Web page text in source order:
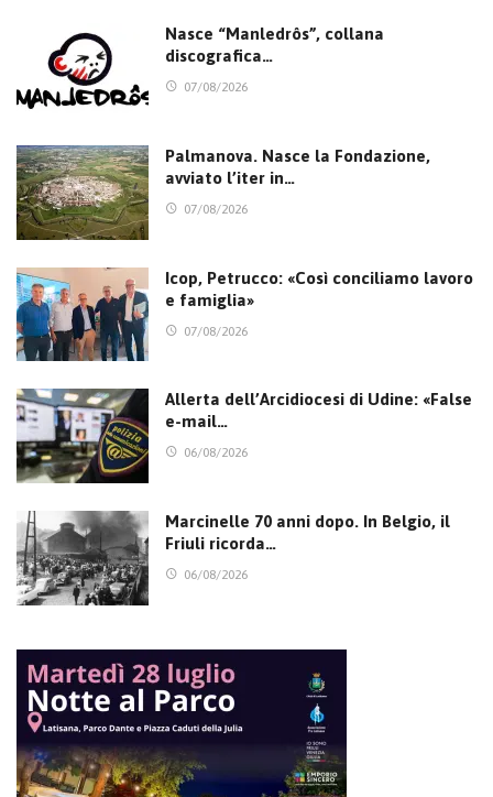
Nasce “Manledrôs”, collana
discografica…
07/08/2026
Palmanova. Nasce la Fondazione,
avviato l’iter in…
07/08/2026
Icop, Petrucco: «Così conciliamo lavoro
e famiglia»
07/08/2026
Allerta dell’Arcidiocesi di Udine: «False
e-mail…
06/08/2026
Marcinelle 70 anni dopo. In Belgio, il
Friuli ricorda…
06/08/2026